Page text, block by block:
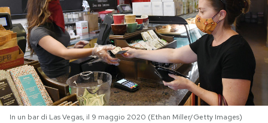
PODCAST
NEWSLETTER
I MIEI PREFERITI
In un bar di Las Vegas, il 9 maggio 2020 (Ethan Miller/Getty Images)